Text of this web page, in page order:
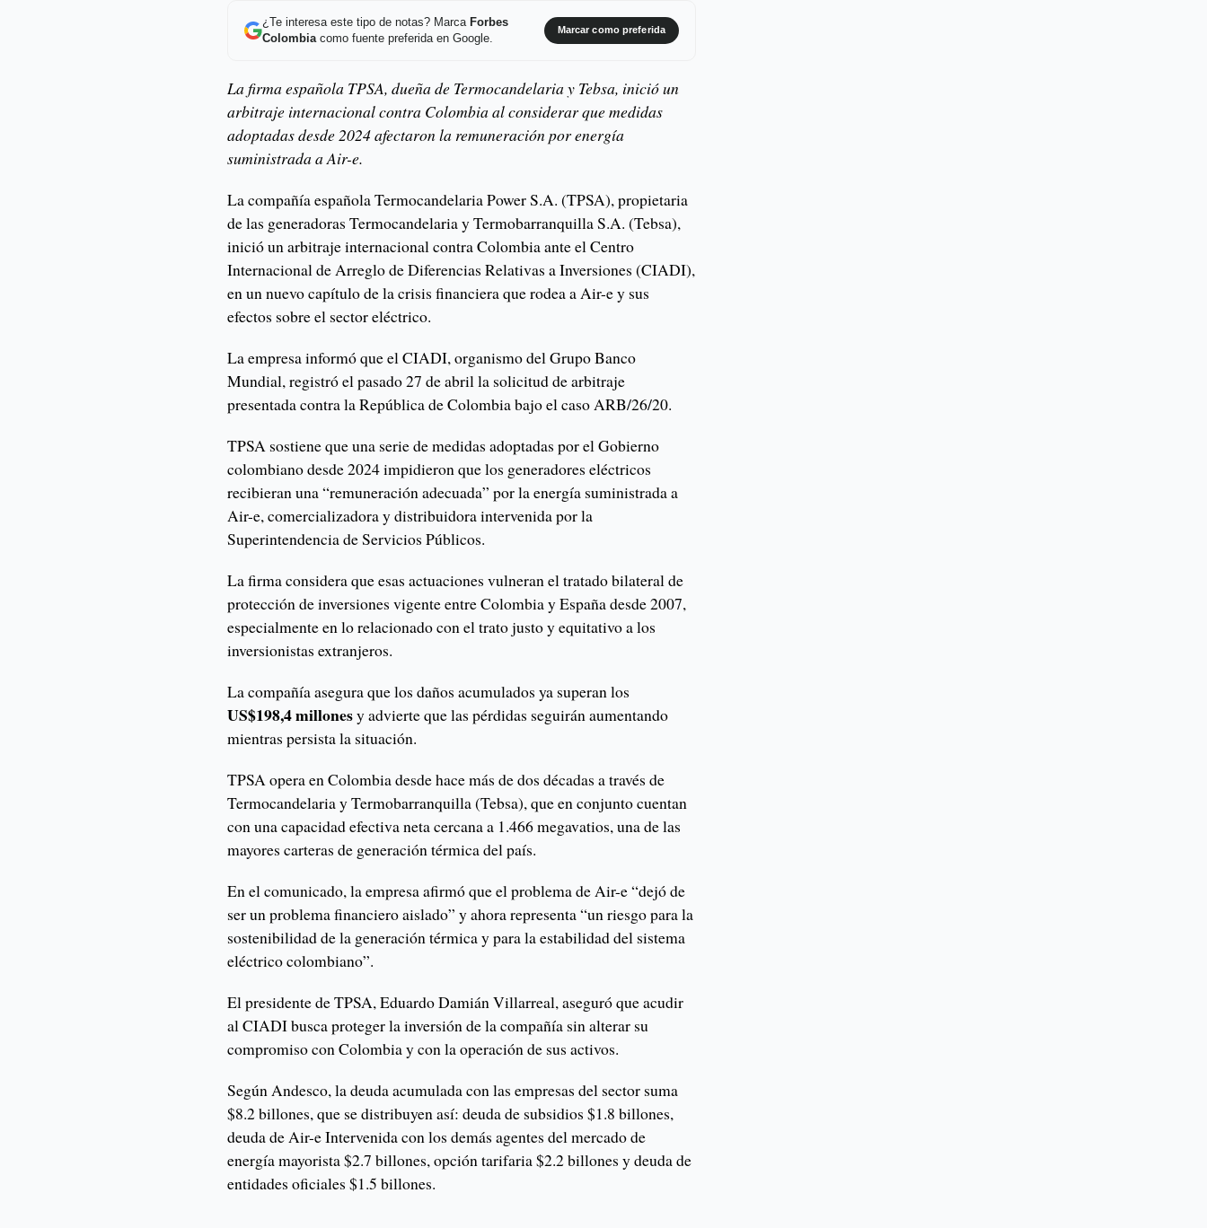
¿Te interesa este tipo de notas? Marca Forbes
Colombiacomo fuente preferida en Google.
Marcar como preferida
La firma española TPSA, dueña de Termocandelaria y Tebsa, inició un
arbitraje internacional contra Colombia al considerar que medidas
adoptadas desde 2024 afectaron la remuneración por energía
suministrada a Air-e.
La compañía española Termocandelaria Power S.A. (TPSA), propietaria
de las generadoras Termocandelaria y Termobarranquilla S.A. (Tebsa),
inició un arbitraje internacional contra Colombia ante el Centro
Internacional de Arreglo de Diferencias Relativas a Inversiones (CIADI),
en un nuevo capítulo de la crisis financiera que rodea a Air-e y sus
efectos sobre el sector eléctrico.
La empresa informó que el CIADI, organismo del Grupo Banco
Mundial, registró el pasado 27 de abril la solicitud de arbitraje
presentada contra la República de Colombia bajo el caso ARB/26/20.
TPSA sostiene que una serie de medidas adoptadas por el Gobierno
colombiano desde 2024 impidieron que los generadores eléctricos
recibieran una “remuneración adecuada” por la energía suministrada a
Air-e, comercializadora y distribuidora intervenida por la
Superintendencia de Servicios Públicos.
La firma considera que esas actuaciones vulneran el tratado bilateral de
protección de inversiones vigente entre Colombia y España desde 2007,
especialmente en lo relacionado con el trato justo y equitativo a los
inversionistas extranjeros.
La compañía asegura que los daños acumulados ya superan los
US$198,4 millonesy advierte que las pérdidas seguirán aumentando
mientras persista la situación.
TPSA opera en Colombia desde hace más de dos décadas a través de
Termocandelaria y Termobarranquilla (Tebsa), que en conjunto cuentan
con una capacidad efectiva neta cercana a 1.466 megavatios, una de las
mayores carteras de generación térmica del país.
En el comunicado, la empresa afirmó que el problema de Air-e “dejó de
ser un problema financiero aislado” y ahora representa “un riesgo para la
sostenibilidad de la generación térmica y para la estabilidad del sistema
eléctrico colombiano”.
El presidente de TPSA, Eduardo Damián Villarreal, aseguró que acudir
al CIADI busca proteger la inversión de la compañía sin alterar su
compromiso con Colombia y con la operación de sus activos.
Según Andesco, la deuda acumulada con las empresas del sector suma
$8.2 billones, que se distribuyen así: deuda de subsidios $1.8 billones,
deuda de Air-e Intervenida con los demás agentes del mercado de
energía mayorista $2.7 billones, opción tarifaria $2.2 billones y deuda de
entidades oficiales $1.5 billones.